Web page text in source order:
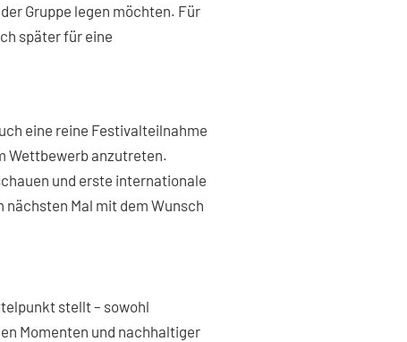
Gruppe legen möchten. Für
später für eine
eine reine Festivalteilnahme
Wettbewerb anzutreten.
und erste internationale
Mal mit dem Wunsch
stellt – sowohl
Momenten und nachhaltiger